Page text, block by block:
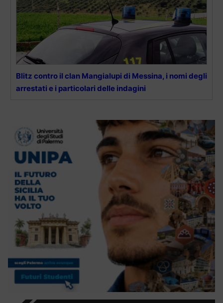
Blitz contro il clan Mangialupi di Messina, i nomi degli
arrestati e i particolari delle indagini